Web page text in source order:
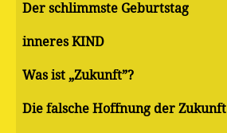
Der schlimmste Geburtstag
inneres KIND
Was ist „Zukunft”?
Die falsche Hoffnung der Zukunft